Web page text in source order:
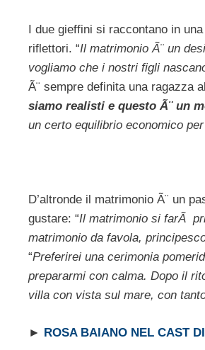
I due gieffini si raccontano in
riflettori. “Il matrimonio Ã¨ un
vogliamo che i nostri figli
Ã¨ sempre definita una ragazza
siamo realisti e questo Ã¨ un
un certo equilibrio economico
D’altronde il matrimonio Ã¨ un
gustare: “Il matrimonio si farÃ
matrimonio da favola,
“Preferirei una cerimonia
prepararmi con calma. Dopo il
villa con vista sul mare, con
► ROSA BAIANO NEL CAST